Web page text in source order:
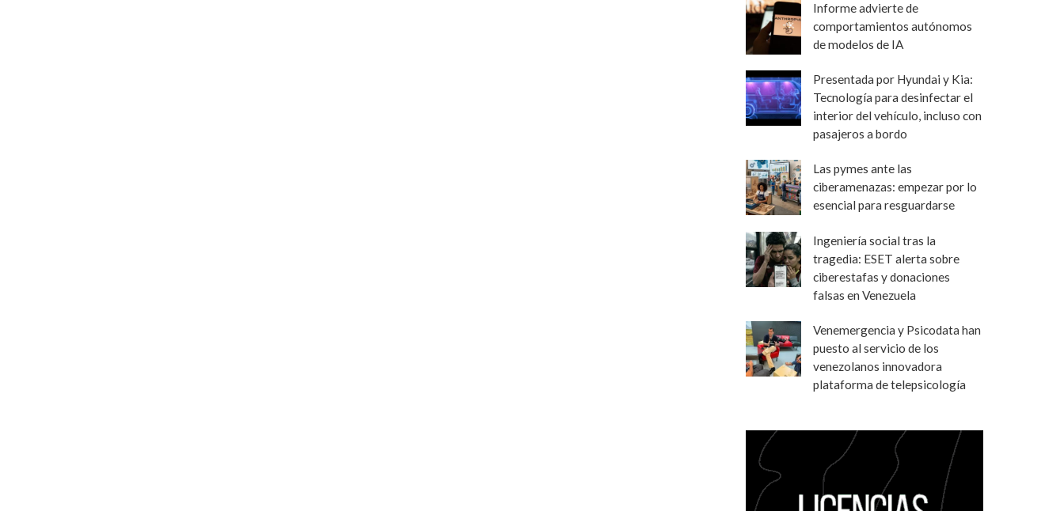
Informe advierte de
comportamientos autónomos
de modelos de IA
Presentada por Hyundai y Kia:
Tecnología para desinfectar el
interior del vehículo, incluso con
pasajeros a bordo
Las pymes ante las
ciberamenazas: empezar por lo
esencial para resguardarse
Ingeniería social tras la
tragedia: ESET alerta sobre
ciberestafas y donaciones
falsas en Venezuela
Venemergencia y Psicodata han
puesto al servicio de los
venezolanos innovadora
plataforma de telepsicología